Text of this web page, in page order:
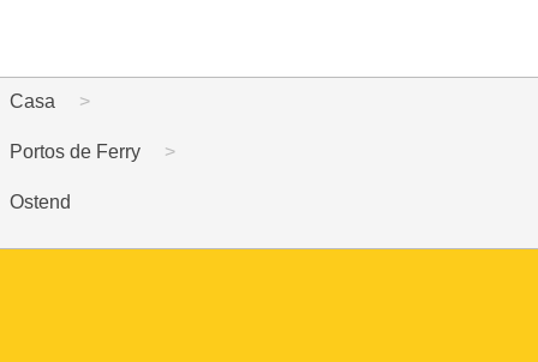
Casa
Portos de Ferry
Ostend